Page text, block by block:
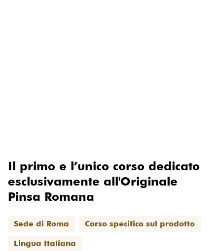
Il primo e l’unico corso dedicato
esclusivamente all'Originale
Pinsa Romana
Sede di Roma Corso specifico sul prodotto
Lingua Italiana